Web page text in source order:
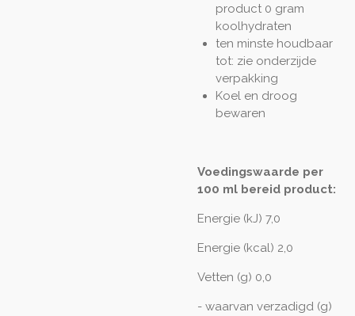
product 0 gram
koolhydraten
ten minste houdbaar
tot: zie onderzijde
verpakking
Koel en droog
bewaren
Voedingswaarde per
100 ml bereid product:
Energie (kJ) 7,0
Energie (kcal) 2,0
Vetten (g) 0,0
- waarvan verzadigd (g)